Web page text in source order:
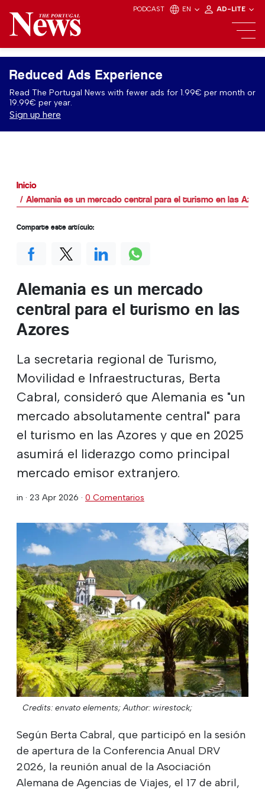
PODCAST EN AD-LITE
Reduced Ads Experience
Read The Portugal News with fewer ads for 1.99€ per month or
19.99€ per year.
Sign up here
Inicio
Alemania es un mercado central para el turismo en las
Alemania es un mercado
central para el turismo en las
Azores
La secretaria regional de Turismo,
Movilidad e Infraestructuras, Berta
Cabral, consideró que Alemania es "un
mercado absolutamente central" para
el turismo en las Azores y que en 2025
asumirá el liderazgo como principal
mercado emisor extranjero.
in · 23 Apr 2026 · 0 Comentarios
Credits: envato elements; Author: wirestock;
Según Berta Cabral, que participó en la sesión
de apertura de la Conferencia Anual DRV
2026, la reunión anual de la Asociación
Alemana de Agencias de Viajes, el 17 de abril,
Comparte este artículo: